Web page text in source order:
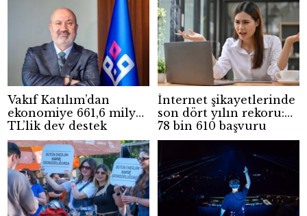
Vakıf Katılım’dan
ekonomiye 661,6 milyar
TL’lik dev destek
İnternet şikayetlerinde
son dört yılın rekoru:
78 bin 610 başvuru